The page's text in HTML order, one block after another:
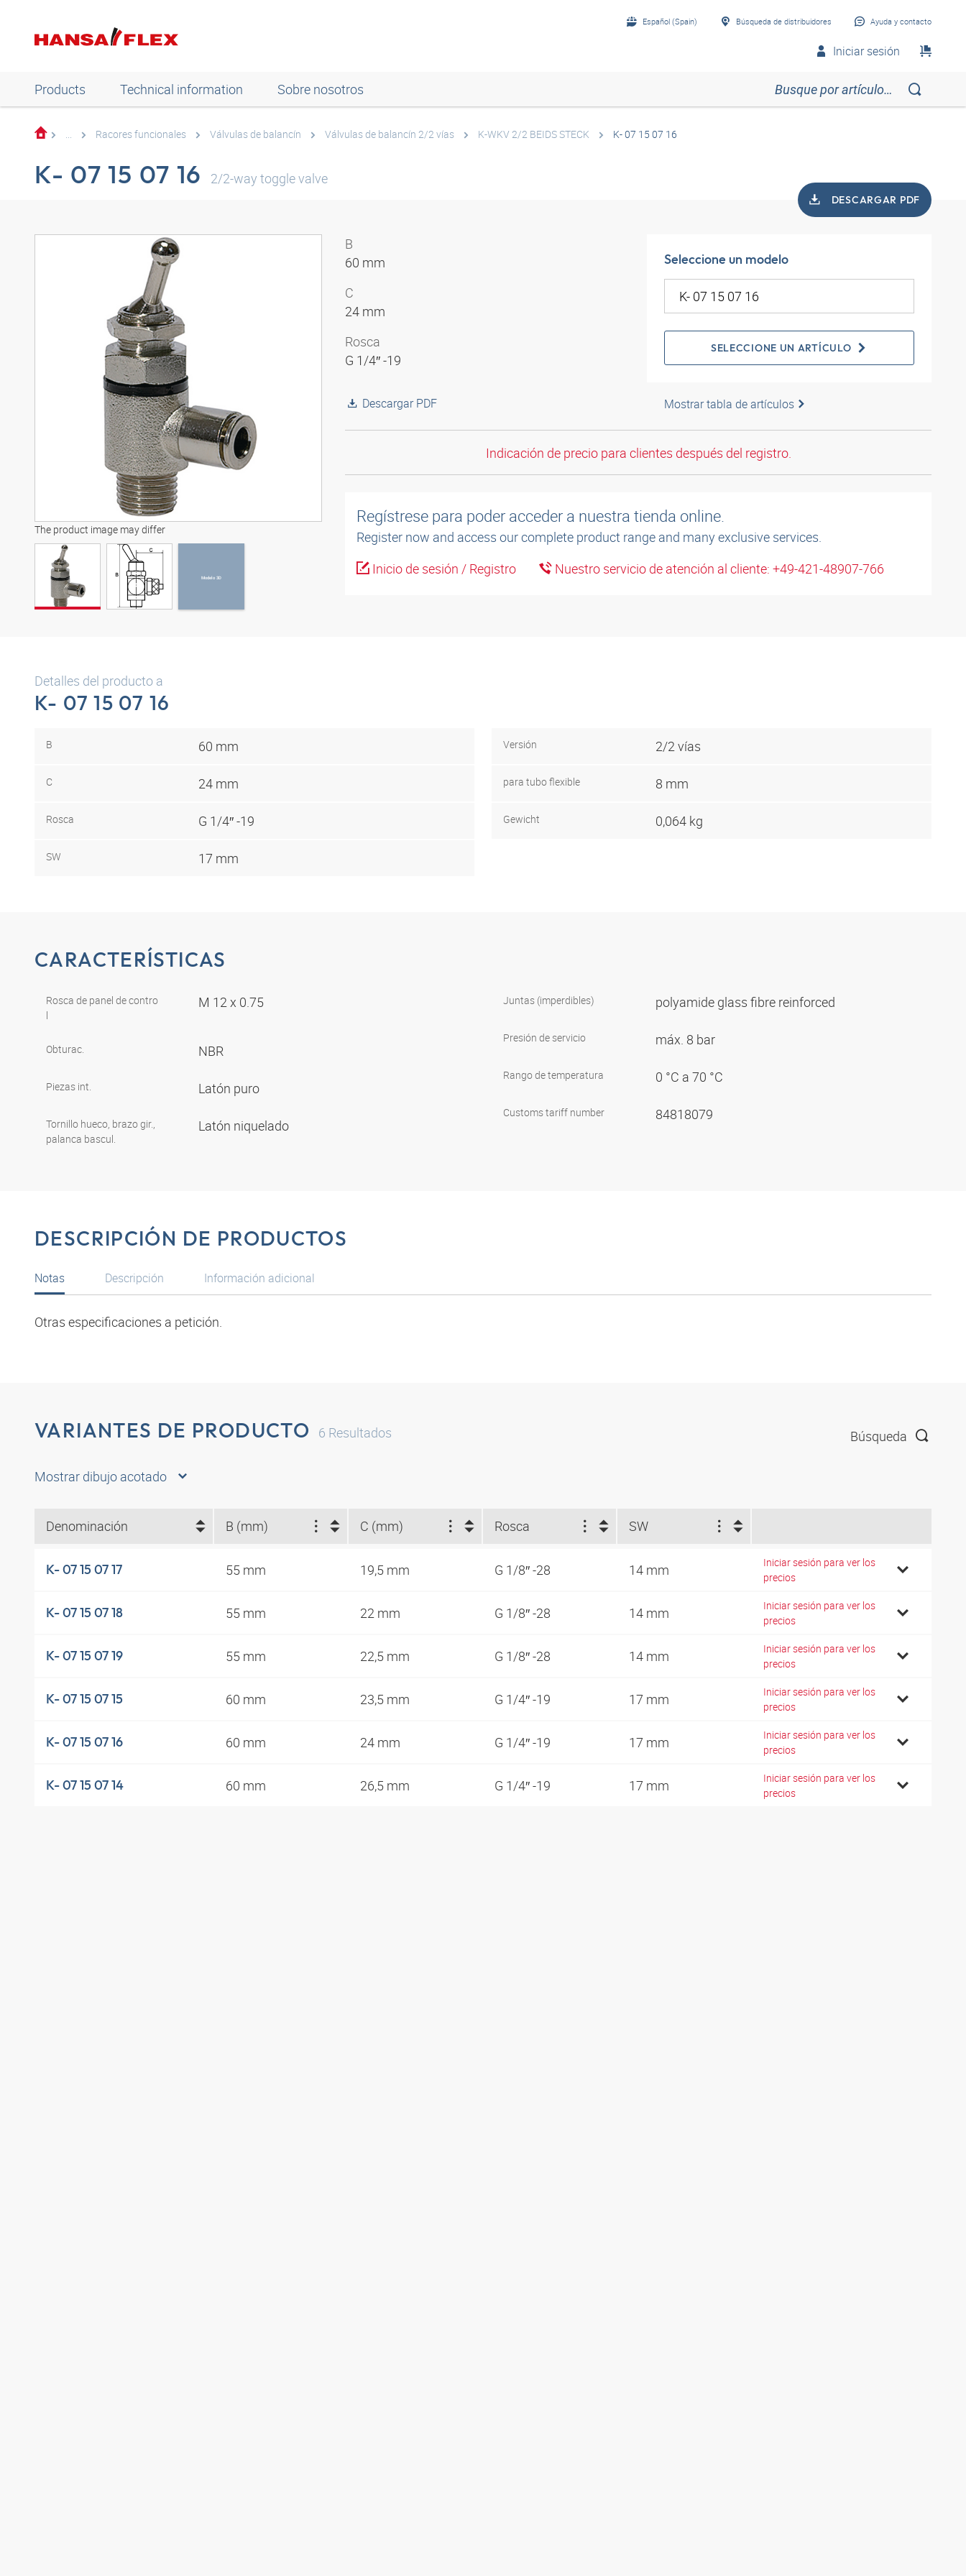
Español (Spain) Búsqueda de distribuidores Ayuda y contacto
Iniciar sesión
Products Technical information Sobre nosotros
... Racores funcionales Válvulas de balancín Válvulas de balancín 2/2 vías K-WKV 2/2 BEIDS STECK K- 07 15 07 16
K- 07 15 07 16 2/2-way toggle valve
DESCARGAR PDF
The product image may differ
Modelo 3D
Modelo 3D
B
60 mm
C
24 mm
Rosca
G 1/4″ -19
Descargar PDF
Seleccione un modelo
SELECCIONE UN ARTÍCULO
Mostrar tabla de artículos
Indicación de precio para clientes después del registro.
Regístrese para poder acceder a nuestra tienda online.
Register now and access our complete product range and many exclusive services.
Inicio de sesión / Registro
Nuestro servicio de atención al cliente: +49-421-48907-766
Detalles del producto a
K- 07 15 07 16
B 60 mm
C 24 mm
Rosca G 1/4″ -19
SW 17 mm
Versión 2/2 vías
para tubo flexible 8 mm
Gewicht 0,064 kg
CARACTERÍSTICAS
Rosca de panel de contro
l
M 12 x 0.75
Obturac. NBR
Piezas int. Latón puro
Tornillo hueco, brazo gir.,
palanca bascul.
Latón niquelado
Juntas (imperdibles) polyamide glass fibre reinforced
Presión de servicio máx. 8 bar
Rango de temperatura 0 °C a 70 °C
Customs tariff number 84818079
DESCRIPCIÓN DE PRODUCTOS
Notas
Otras especificaciones a petición.
Descripción Información adicional
VARIANTES DE PRODUCTO 6 Resultados Búsqueda
Mostrar dibujo acotado
Denominación B (mm) C (mm) Rosca SW
K- 07 15 07 17 55 mm 19,5 mm G 1/8″ -28 14 mm
Iniciar sesión para ver los
precios
K- 07 15 07 18 55 mm 22 mm G 1/8″ -28 14 mm
Iniciar sesión para ver los
precios
K- 07 15 07 19 55 mm 22,5 mm G 1/8″ -28 14 mm
Iniciar sesión para ver los
precios
K- 07 15 07 15 60 mm 23,5 mm G 1/4″ -19 17 mm
Iniciar sesión para ver los
precios
K- 07 15 07 16 60 mm 24 mm G 1/4″ -19 17 mm
Iniciar sesión para ver los
precios
K- 07 15 07 14 60 mm 26,5 mm G 1/4″ -19 17 mm
Iniciar sesión para ver los
precios